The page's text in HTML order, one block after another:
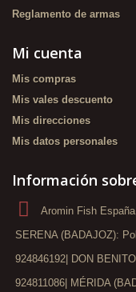
Reglamento de armas
Mi cuenta
Mis compras
Mis vales descuento
Mis direcciones
Mis datos personales
Información
Aromin Fish
SERENA (BADAJOZ):
924846192| DON
924811086| MÉRIDA